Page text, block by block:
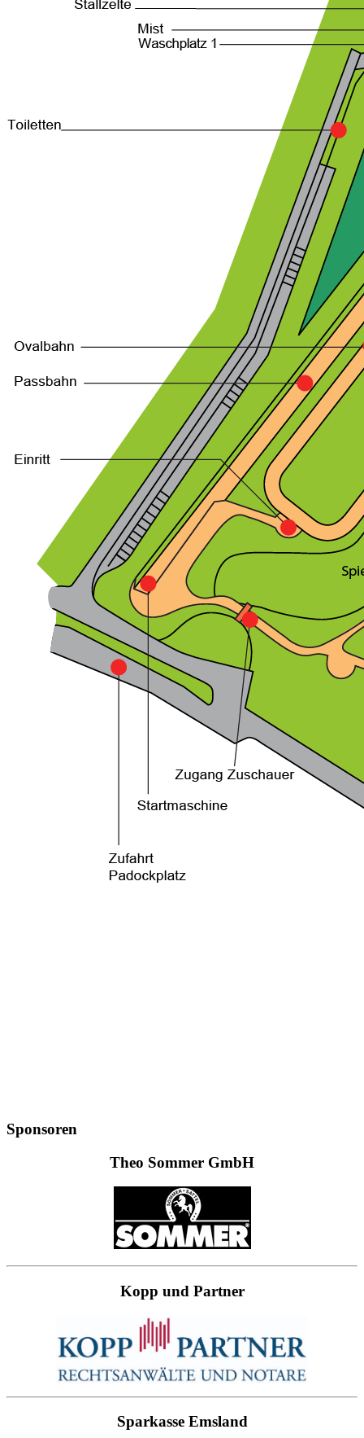
Sponsoren
Theo Sommer GmbH
Kopp und Partner
Sparkasse Emsland